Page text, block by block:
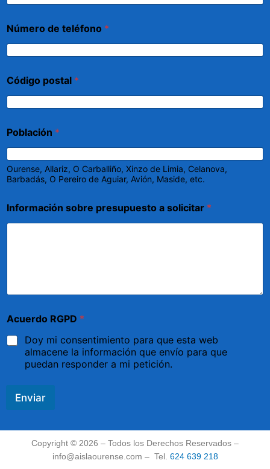
Número de teléfono *
Código postal *
Población *
Ourense, Allariz, O Carballiño, Xinzo de Limia, Celanova,
Barbadás, O Pereiro de Aguiar, Avión, Maside, etc.
Información sobre presupuesto a solicitar *
Acuerdo RGPD *
Doy mi consentimiento para que esta web
almacene la información que envío para que
puedan responder a mi petición.
Enviar
Copyright © 2026 – Todos los Derechos Reservados –
info@aislaourense.com – Tel. 624 639 218